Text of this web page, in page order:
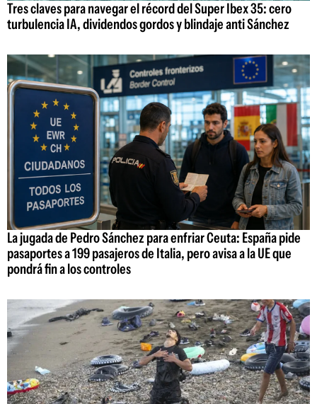
Tres claves para navegar el récord del Super Ibex 35: cero
turbulencia IA, dividendos gordos y blindaje anti Sánchez
La jugada de Pedro Sánchez para enfriar Ceuta: España pide
pasaportes a 199 pasajeros de Italia, pero avisa a la UE que
pondrá fin a los controles